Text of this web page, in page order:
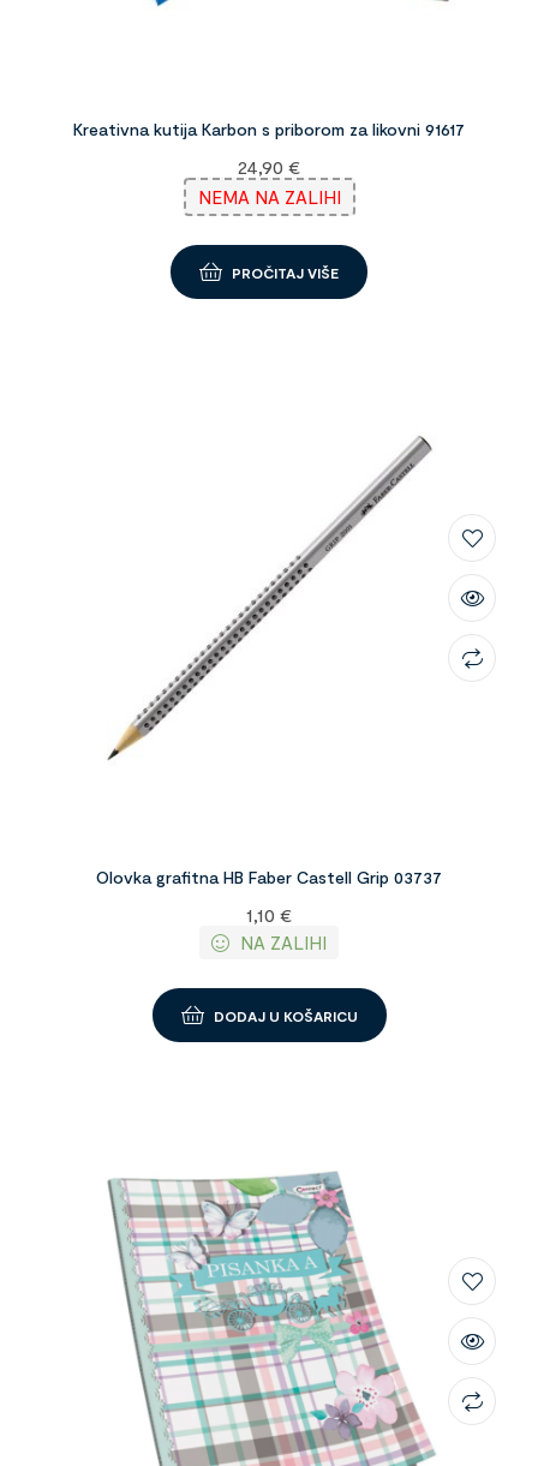
Kreativna kutija Karbon s priborom za likovni 91617
24,90 €
NEMA NA ZALIHI
PROČITAJ VIŠE
Olovka grafitna HB Faber Castell Grip 03737
1,10 €
NA ZALIHI
DODAJ U KOŠARICU